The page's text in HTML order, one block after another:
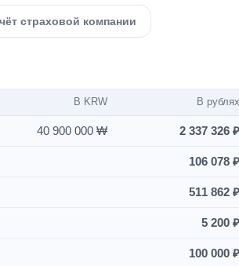
страховой компании
В KRW В рублях
40 900 000 ₩ 2 337 326 ₽
106 078 ₽
511 862 ₽
5 200 ₽
100 000 ₽